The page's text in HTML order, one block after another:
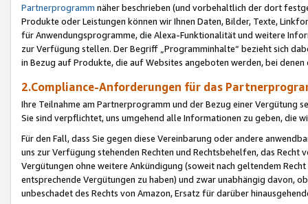
Partnerprogramm näher beschrieben (und vorbehaltlich der dort
Produkte oder Leistungen können wir Ihnen Daten, Bilder, Texte,
für Anwendungsprogramme, die Alexa-Funktionalität und weitere
zur Verfügung stellen. Der Begriff „Programminhalte“ bezieht sich
in Bezug auf Produkte, die auf Websites angeboten werden, bei
2.Compliance-Anforderungen für das
Ihre Teilnahme am Partnerprogramm und der Bezug einer Vergütung
Sie sind verpflichtet, uns umgehend alle Informationen zu geben, die
Für den Fall, dass Sie gegen diese Vereinbarung oder andere
uns zur Verfügung stehenden Rechten und Rechtsbehelfen, das
Vergütungen ohne weitere Ankündigung (soweit nach geltendem
entsprechende Vergütungen zu haben) und zwar unabhängig davon,
unbeschadet des Rechts von Amazon, Ersatz für darüber